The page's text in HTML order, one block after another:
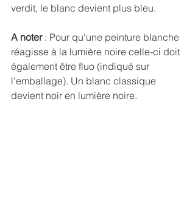
verdit, le blanc devient plus bleu.
A noter : Pour qu'une peinture blanche
réagisse à la lumière noire celle-ci doit
également être fluo (indiqué sur
l'emballage). Un blanc classique
devient noir en lumière noire.